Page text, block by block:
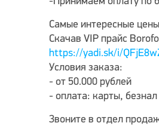
Самые интересные
Скачав VIP прайс
https://yadi.sk/i/
Условия заказа:
- от 50.000 рублей
- оплата: карты, безнал
Звоните в отдел